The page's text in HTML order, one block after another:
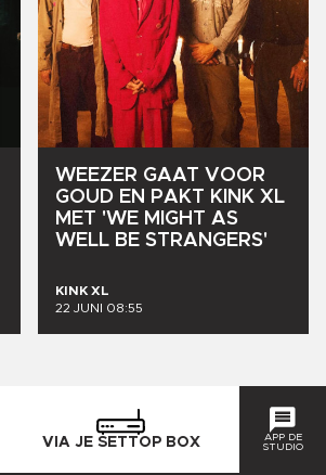
WEEZER GAAT VOOR
GOUD EN PAKT KINK XL
MET 'WE MIGHT AS
WELL BE STRANGERS'
KINK XL
22 JUNI 08:55
VIA JE SETTOP BOX
APP DE
STUDIO